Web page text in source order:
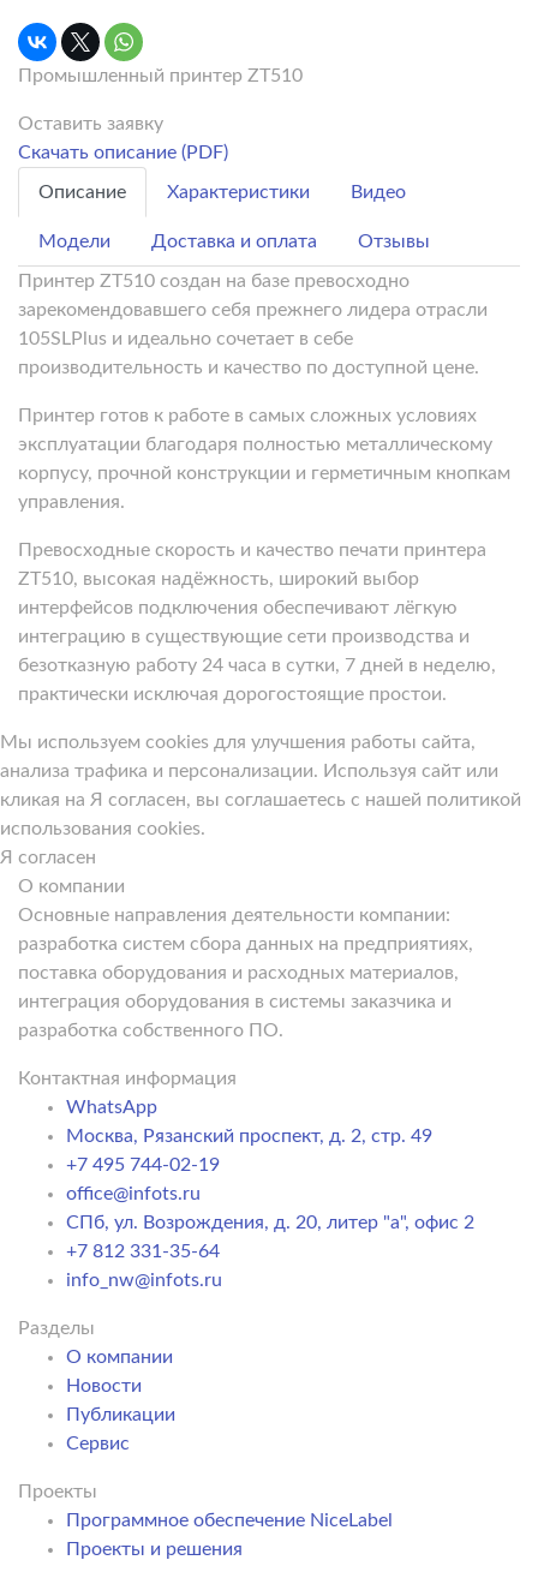
Промышленный принтер ZT510
Оставить заявку
Скачать описание (PDF)
Описание Характеристики Видео
Модели Доставка и оплата Отзывы
Принтер ZT510 создан на базе превосходно
зарекомендовавшего себя прежнего лидера отрасли
105SLPlus и идеально сочетает в себе
производительность и качество по доступной цене.
Принтер готов к работе в самых сложных условиях
эксплуатации благодаря полностью металлическому
корпусу, прочной конструкции и герметичным кнопкам
управления.
Превосходные скорость и качество печати принтера
ZT510, высокая надёжность, широкий выбор
интерфейсов подключения обеспечивают лёгкую
интеграцию в существующие сети производства и
безотказную работу 24 часа в сутки, 7 дней в неделю,
практически исключая дорогостоящие простои.
Мы используем cookies для улучшения работы сайта,
анализа трафика и персонализации. Используя сайт или
кликая на Я согласен, вы соглашаетесь с нашей политикой
использования cookies.
Я согласен
О компании
Основные направления деятельности компании:
разработка систем сбора данных на предприятиях,
поставка оборудования и расходных материалов,
интеграция оборудования в системы заказчика и
разработка собственного ПО.
Контактная информация
WhatsApp
Москва, Рязанский проспект, д. 2, стр. 49
+7 495 744-02-19
office@infots.ru
СПб, ул. Возрождения, д. 20, литер "a", офис 2
+7 812 331-35-64
info_nw@infots.ru
Разделы
О компании
Новости
Публикации
Сервис
Проекты
Программное обеспечение NiceLabel
Проекты и решения